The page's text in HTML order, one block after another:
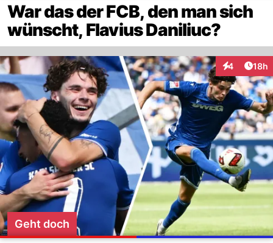
War das der FCB, den man sich
wünscht, Flavius Daniliuc?
4
Interaktionen
18h
Geht doch